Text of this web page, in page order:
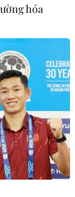
giày thể thao
cao su thấp có
so với Nike,
đang suy yếu
hóa